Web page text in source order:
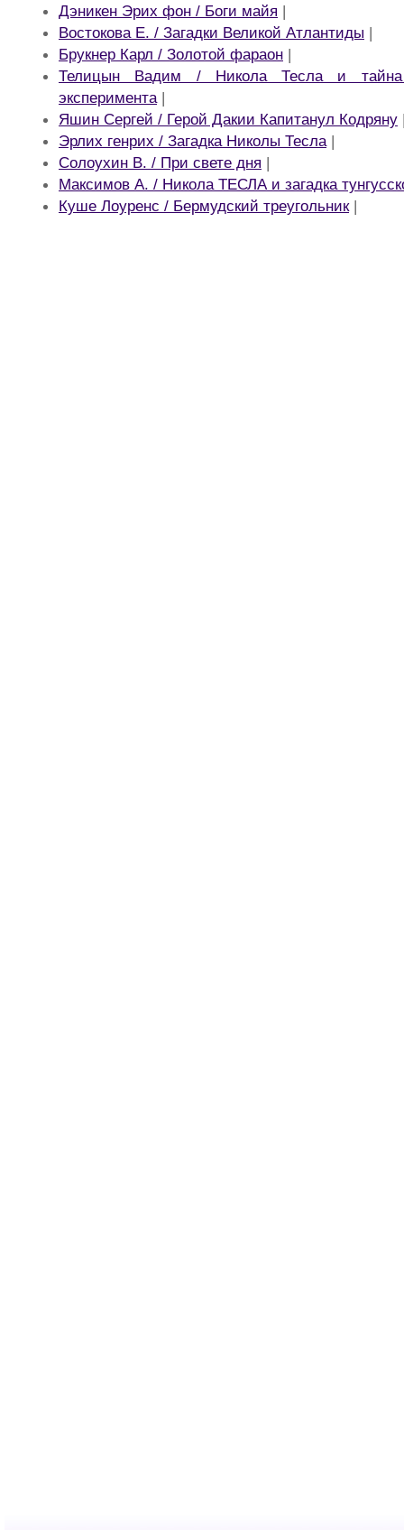
Дэникен Эрих фон / Боги майя |
Востокова Е. / Загадки Великой Атлантиды |
Брукнер Карл / Золотой фараон |
Телицын Вадим / Никола Тесла и тайна
эксперимента|
Яшин Сергей / Герой Дакии Капитанул Кодряну
Эрлих генрих / Загадка Николы Тесла|
Солоухин В. / При свете дня |
Максимов А. / Никола ТЕСЛА и загадка
Куше Лоуренс / Бермудский треугольник|